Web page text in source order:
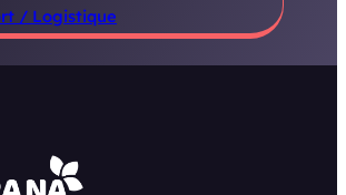
/ Logistique